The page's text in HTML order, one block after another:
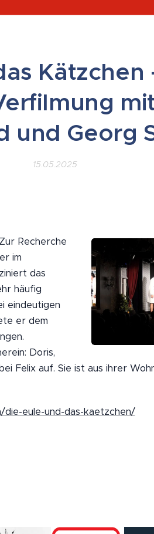
Kätzchen
und Georg
15.05.2025
Recherche
im
das
häufig
eindeutigen
er dem
Doris,
Felix auf. Sie ist aus ihrer
eule-und-das-kaetzchen/